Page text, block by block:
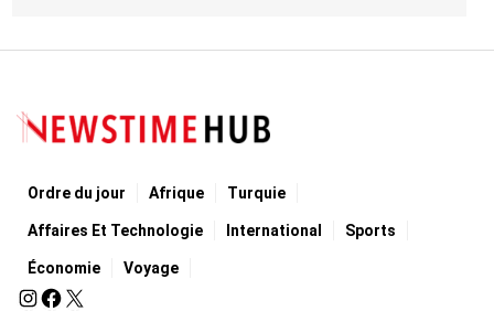
Ordre du jour Afrique Turquie
Affaires Et Technologie International Sports
Économie Voyage